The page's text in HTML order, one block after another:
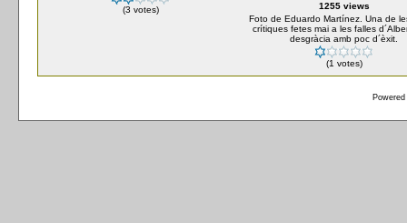
(3 votes)
1255 views
Foto de Eduardo Martínez. Una de
crítiques fetes mai a les falles
desgràcia amb poc d´èxit.
(1 votes)